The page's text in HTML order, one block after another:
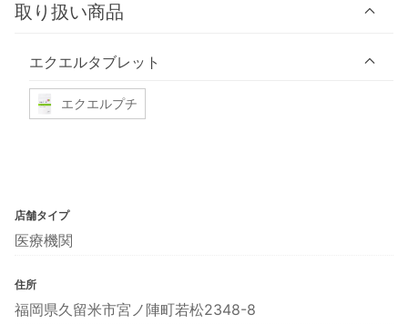
取り扱い商品
エクエルタブレット
エクエルプチ
店舗タイプ
医療機関
住所
福岡県久留米市宮ノ陣町若松2348-8